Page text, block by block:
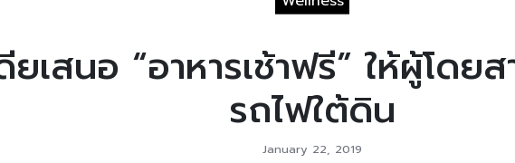
เสนอ “อาหารเช้าฟรี” ให้ผู้โด
รถไฟใต้ดิน
January 22, 2019